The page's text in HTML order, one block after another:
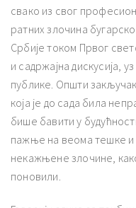
свако из свог
ратних злочина
Србије током Првог
и садржајна дискусија,
публике. Општи
која је до сада била
бише бавити у
пажње на веома тешке
некажњене злочине,
поновили.